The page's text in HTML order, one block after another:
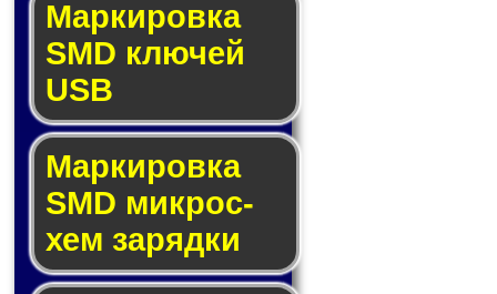
Маркировка
SMD клю­чей
USB
Маркировка
SMD мик­рос­
хем за­ряд­ки